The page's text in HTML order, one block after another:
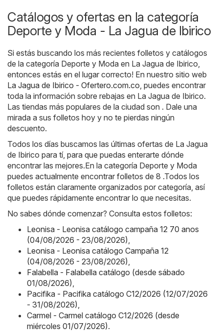
Catálogos y ofertas en la categoría
Deporte y Moda - La Jagua de Ibirico
Si estás buscando los más recientes folletos y catálogos
de la categoría Deporte y Moda en La Jagua de Ibirico,
entonces estás en el lugar correcto! En nuestro sitio web
La Jagua de Ibirico - Ofertero.com.co, puedes encontrar
toda la información sobre rebajas en La Jagua de Ibirico.
Las tiendas más populares de la ciudad son . Dale una
mirada a sus folletos hoy y no te pierdas ningún
descuento.
Todos los días buscamos las últimas ofertas de La Jagua
de Ibirico para tí, para que puedas enterarte dónde
encontrar las mejores.En la categoría Deporte y Moda
puedes actualmente encontrar folletos de 8 .Todos los
folletos están claramente organizados por categoría, así
que puedes rápidamente encontrar lo que necesitas.
No sabes dónde comenzar? Consulta estos folletos:
Leonisa - Leonisa catálogo campaña 12 70 anos
(04/08/2026 - 23/08/2026),
Leonisa - Leonisa catálogo Campaña 12
(04/08/2026 - 23/08/2026),
Falabella - Falabella catálogo (desde sábado
01/08/2026),
Pacifika - Pacifika catálogo C12/2026 (12/07/2026
- 31/08/2026),
Carmel - Carmel catálogo C12/2026 (desde
miércoles 01/07/2026).